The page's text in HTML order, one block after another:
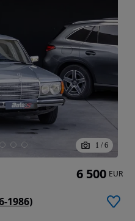
1 / 6
1986)
6 500 EUR